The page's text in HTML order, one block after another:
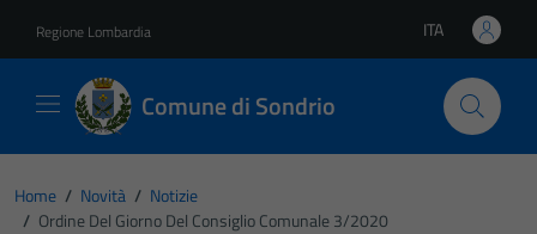
Regione Lombardia Lingua attiva:
ITA
Comune di Sondrio
Home / Novità / Notizie
/ Ordine Del Giorno Del Consiglio Comunale 3/2020